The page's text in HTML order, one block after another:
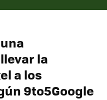
la
a los
9to5Google